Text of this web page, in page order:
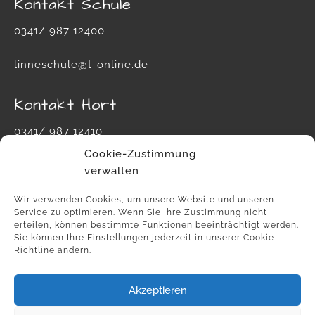
Cookie-Zustimmung
verwalten
Wir verwenden Cookies, um unsere Website und unseren
Service zu optimieren. Wenn Sie Ihre Zustimmung nicht
erteilen, können bestimmte Funktionen beeinträchtigt werden.
Sie können Ihre Einstellungen jederzeit in unserer Cookie-
Richtline ändern.
Akzeptieren
Kontakt Schule
0341/ 987 12400
linneschule@t-online.de
Kontakt Hort
0341/ 987 12410
hort-carl-von-linne-schule@leipzig.de